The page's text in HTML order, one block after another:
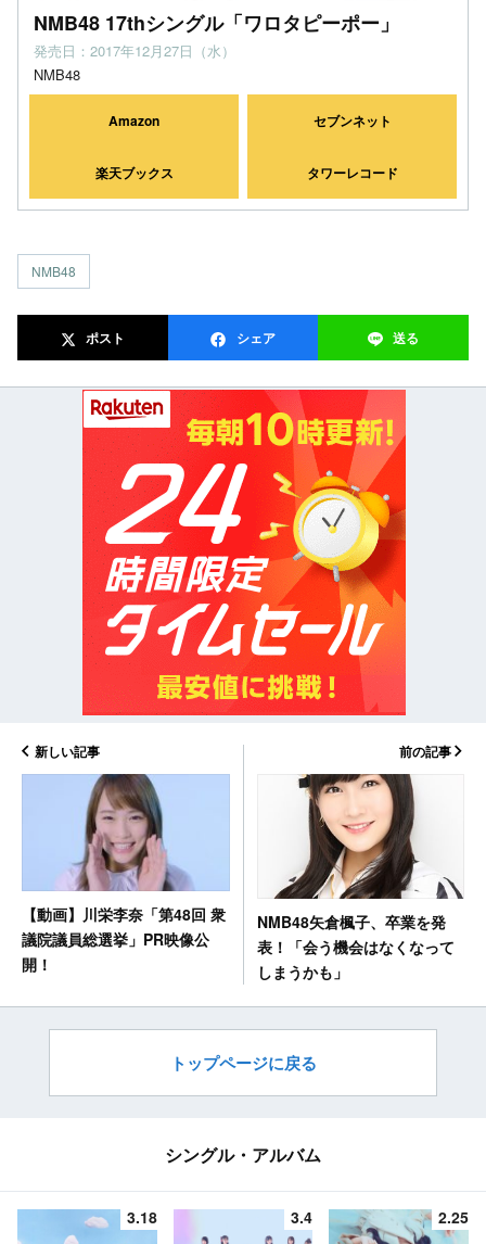
NMB48 17thシングル「ワロタピーポー」
発売日：2017年12月27日（水）
NMB48
Amazon セブンネット
楽天ブックス タワーレコード
NMB48
ポスト シェア 送る
新しい記事
【動画】川栄李奈「第48回 衆
議院議員総選挙」PR映像公
開！
前の記事
NMB48矢倉楓子、卒業を発
表！「会う機会はなくなって
しまうかも」
トップページに戻る
シングル・アルバム
3.18 3.4 2.25